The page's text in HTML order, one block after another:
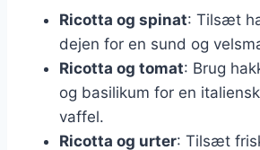
Ricotta og spinat: Tilsæt
dejen for en sund og
Ricotta og tomat: Brug
og basilikum for en
vaffel.
Ricotta og urter: Tilsæt